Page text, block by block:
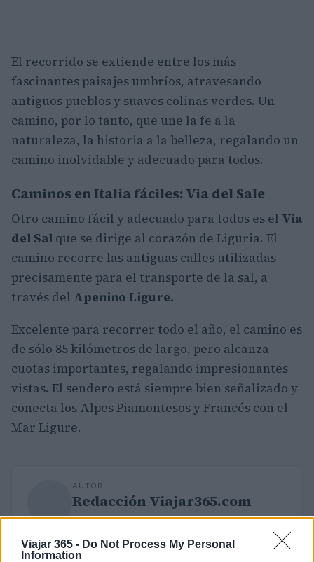
Viajar 365 - Do Not Process My Personal
Information
El recorrido se extiende entre los más
fascinantes paisajes umbríos, atravesando
antiguos pueblos y suaves colinas verdes. Un
camino, por lo tanto, que une la fe a la
naturaleza, la historia a la belleza, regalando un
camino inolvidable y adecuado para todos.
Caminos en Italia fáciles: Via del Sale
Otro camino fácil y adecuado para todos es el Via
del Sal que se dirige al corazón de Liguria. El
camino recorre las antiguas calles utilizadas
precisamente para el transporte de la sal, a
través del Apenino Ligure.
Excelente para recorrer todo el año, el camino es
de sólo 85 kilómetros de largo, pero alcanza
cuotas importantes, regalando impresionantes
vistas. El sendero está siempre bien señalizado y
conecta los Alpes Piamontesos y Francés con el
Mar Ligure.
AUTOR
Redacción Viajar365.com